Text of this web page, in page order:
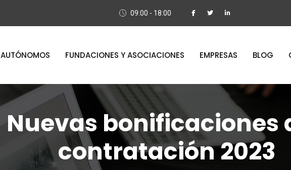
09:00 - 18:00
AUTÓNOMOS FUNDACIONES Y ASOCIACIONES EMPRESAS BLOG
Nuevas bonificaciones
contratación 2023